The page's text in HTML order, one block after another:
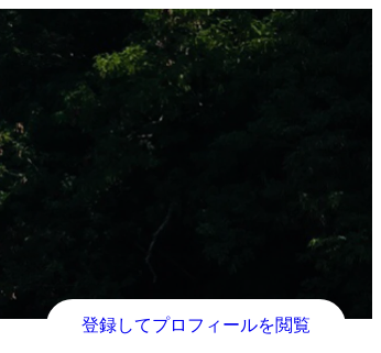
登録してプロフィールを閲覧